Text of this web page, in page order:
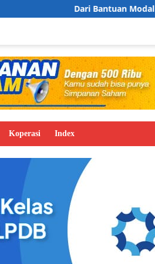
Dari Bantuan Modal Jadi Lapangan
Koperasi Index